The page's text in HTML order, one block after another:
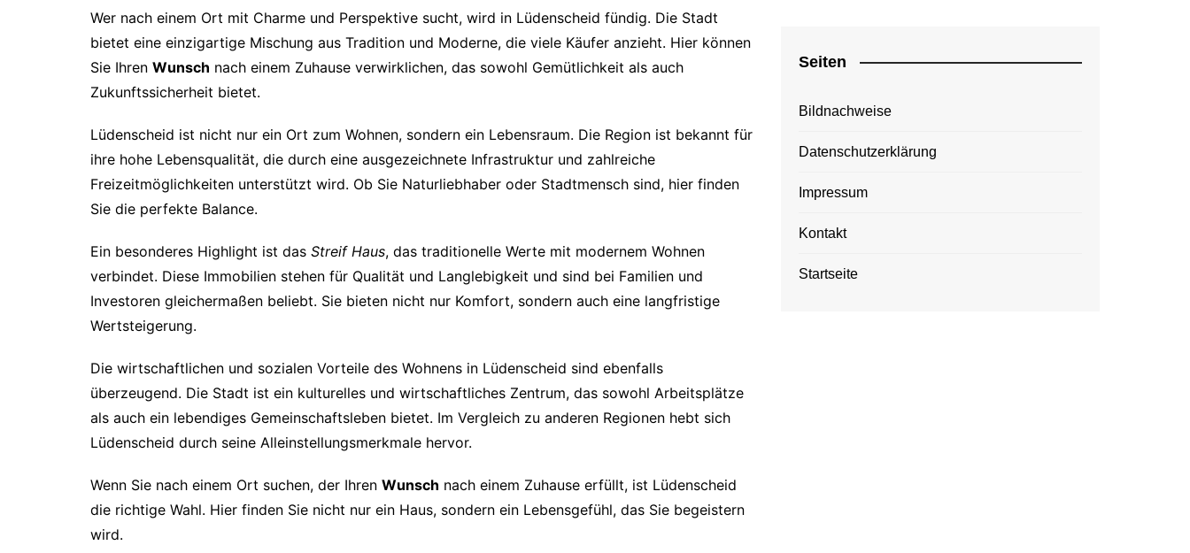
Wer nach einem Ort mit Charme und Perspektive sucht, wird in Lüdenscheid fündig. Die Stadt
bietet eine einzigartige Mischung aus Tradition und Moderne, die viele Käufer anzieht. Hier können
Sie Ihren Wunsch nach einem Zuhause verwirklichen, das sowohl Gemütlichkeit als auch
Zukunftssicherheit bietet.
Lüdenscheid ist nicht nur ein Ort zum Wohnen, sondern ein Lebensraum. Die Region ist bekannt für
ihre hohe Lebensqualität, die durch eine ausgezeichnete Infrastruktur und zahlreiche
Freizeitmöglichkeiten unterstützt wird. Ob Sie Naturliebhaber oder Stadtmensch sind, hier finden
Sie die perfekte Balance.
Ein besonderes Highlight ist das Streif Haus, das traditionelle Werte mit modernem Wohnen
verbindet. Diese Immobilien stehen für Qualität und Langlebigkeit und sind bei Familien und
Investoren gleichermaßen beliebt. Sie bieten nicht nur Komfort, sondern auch eine langfristige
Wertsteigerung.
Die wirtschaftlichen und sozialen Vorteile des Wohnens in Lüdenscheid sind ebenfalls
überzeugend. Die Stadt ist ein kulturelles und wirtschaftliches Zentrum, das sowohl Arbeitsplätze
als auch ein lebendiges Gemeinschaftsleben bietet. Im Vergleich zu anderen Regionen hebt sich
Lüdenscheid durch seine Alleinstellungsmerkmale hervor.
Wenn Sie nach einem Ort suchen, der Ihren Wunsch nach einem Zuhause erfüllt, ist Lüdenscheid
die richtige Wahl. Hier finden Sie nicht nur ein Haus, sondern ein Lebensgefühl, das Sie begeistern
wird.
Seiten
Bildnachweise
Datenschutzerklärung
Impressum
Kontakt
Startseite